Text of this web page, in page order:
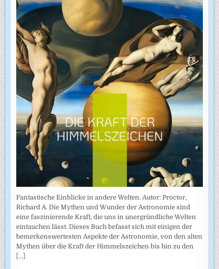
Fantastische Einblicke in andere Welten. Autor: Proctor,
Richard A. Die Mythen und Wunder der Astronomie sind
eine faszinierende Kraft, die uns in unergründliche Welten
eintauchen lässt. Dieses Buch befasst sich mit einigen der
bemerkenswertesten Aspekte der Astronomie, von den alten
Mythen über die Kraft der Himmelszeichen bis hin zu den
[...]